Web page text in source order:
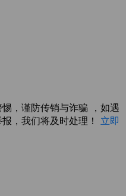
，谨防传销与诈骗 ，如遇
，我们将及时处理！ 立即